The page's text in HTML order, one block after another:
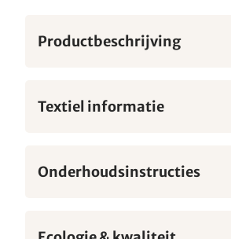
Productbeschrijving
Textiel informatie
Onderhoudsinstructies